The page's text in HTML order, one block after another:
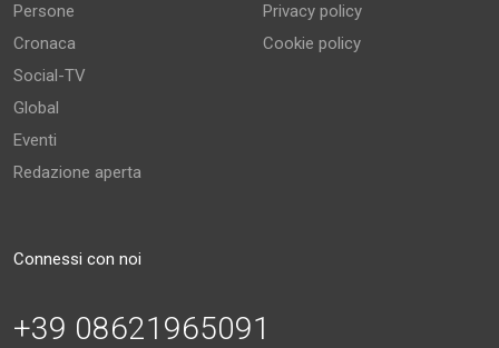
Persone
Cronaca
Social-TV
Global
Eventi
Redazione aperta
Privacy policy
Cookie policy
Connessi con noi
+39 08621965091